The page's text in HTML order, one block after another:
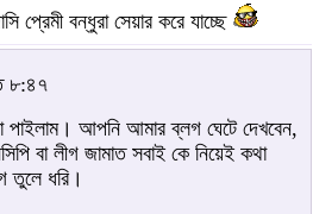
বন্ধুরা সেয়ার করে যাচ্ছে
৮:৪৭
পাইলাম। আপনি আমার ব্লগ ঘেটে দেখবেন,
বা লীগ জামাত সবাই কে নিয়েই কথা
তুলে ধরি।